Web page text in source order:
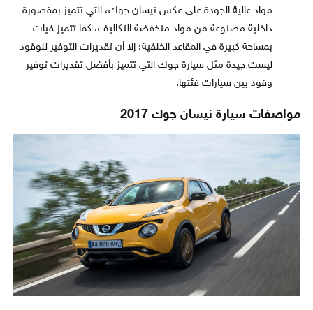
مواد عالية الجودة على عكس نيسان جوك، التي تتميز بمقصورة
داخلية مصنوعة من مواد منخفضة التكاليف، كما تتميز فيات
بمساحة كبيرة في المقاعد الخلفية؛ إلا أن تقديرات التوفير للوقود
ليست جيدة مثل سيارة جوك التي تتميز بأفضل تقديرات توفير
وقود بين سيارات فئتها.
مواصفات سيارة نيسان جوك 2017